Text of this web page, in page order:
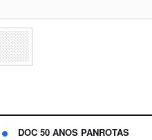
DOC 50 ANOS PANROTAS